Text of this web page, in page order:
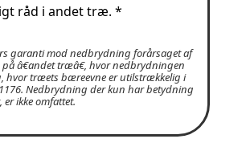
råd i andet træ. *
garanti mod nedbrydning forårsaget af
â€andet træâ€, hvor nedbrydningen
hvor træets bæreevne er utilstrækkelig i
Nedbrydning der kun har betydning
ikke omfattet.